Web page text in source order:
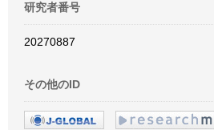
研究者番号
20270887
その他のID